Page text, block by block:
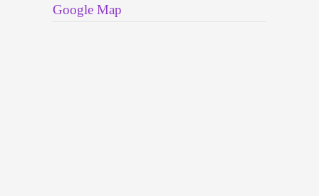
Google Map